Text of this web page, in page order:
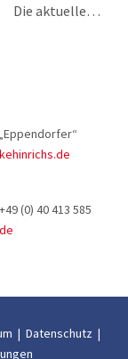
Die aktuelle…
(0) 40 413 585
| Datenschutz |